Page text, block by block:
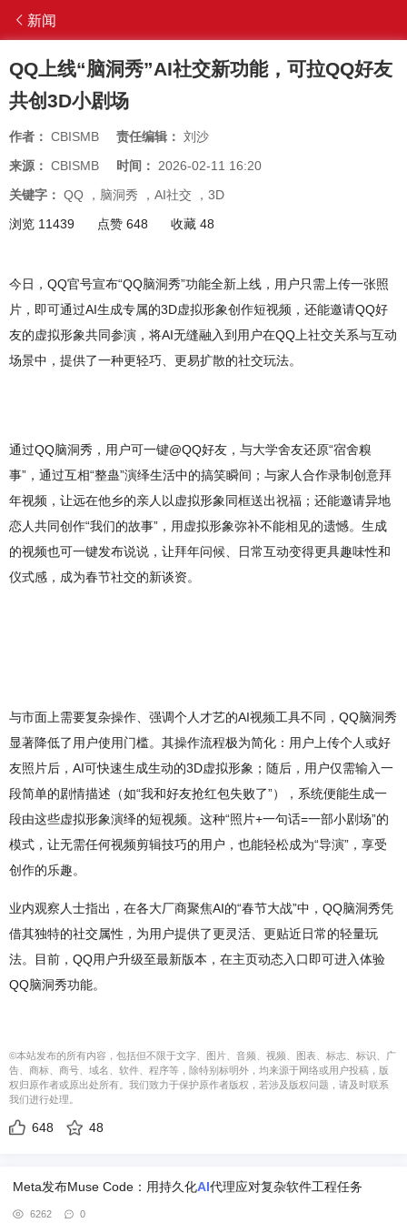
新闻
QQ上线“脑洞秀”AI社交新功能，可拉QQ好友
共创3D小剧场
作者： CBISMB 责任编辑： 刘沙
来源： CBISMB 时间： 2026-02-11 16:20
关键字： QQ ， 脑洞秀 ， AI社交 ， 3D
浏览 11439
点赞 648 收藏 48
今日，QQ官号宣布“QQ脑洞秀”功能全新上线，用户只需上传一张照
片，即可通过AI生成专属的3D虚拟形象创作短视频，还能邀请QQ好
友的虚拟形象共同参演，将AI无缝融入到用户在QQ上社交关系与互动
场景中，提供了一种更轻巧、更易扩散的社交玩法。
通过QQ脑洞秀，用户可一键@QQ好友，与大学舍友还原“宿舍糗
事”，通过互相“整蛊”演绎生活中的搞笑瞬间；与家人合作录制创意拜
年视频，让远在他乡的亲人以虚拟形象同框送出祝福；还能邀请异地
恋人共同创作“我们的故事”，用虚拟形象弥补不能相见的遗憾。生成
的视频也可一键发布说说，让拜年问候、日常互动变得更具趣味性和
仪式感，成为春节社交的新谈资。
与市面上需要复杂操作、强调个人才艺的AI视频工具不同，QQ脑洞秀
显著降低了用户使用门槛。其操作流程极为简化：用户上传个人或好
友照片后，AI可快速生成生动的3D虚拟形象；随后，用户仅需输入一
段简单的剧情描述（如“我和好友抢红包失败了”），系统便能生成一
段由这些虚拟形象演绎的短视频。这种“照片+一句话=一部小剧场”的
模式，让无需任何视频剪辑技巧的用户，也能轻松成为“导演”，享受
创作的乐趣。
业内观察人士指出，在各大厂商聚焦AI的“春节大战”中，QQ脑洞秀凭
借其独特的社交属性，为用户提供了更灵活、更贴近日常的轻量玩
法。目前，QQ用户升级至最新版本，在主页动态入口即可进入体验
QQ脑洞秀功能。
©本站发布的所有内容，包括但不限于文字、图片、音频、视频、图表、标志、标识、广
告、商标、商号、域名、软件、程序等，除特别标明外，均来源于网络或用户投稿，版
权归原作者或原出处所有。我们致力于保护原作者版权，若涉及版权问题，请及时联系
我们进行处理。
648 48
Meta发布Muse Code：用持久化AI代理应对复杂软件工程任务
6262 0